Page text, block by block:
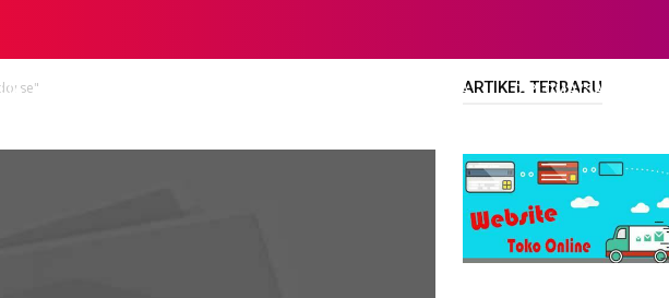
SMA/SMK/SLTA DIPLOMA/SARJANA
ARTIKEL TERBARU